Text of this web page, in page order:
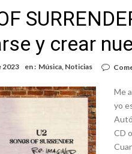
y crear
2023 en : Música Noticias
Me
yo
CD